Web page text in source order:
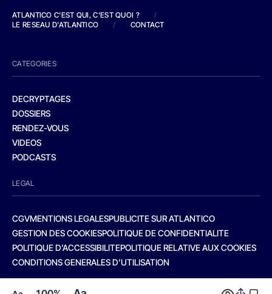
ATLANTICO C'EST QUI, C'EST QUOI ?
/
LE RESEAU D'ATLANTICO
/ CONTACT
CATEGORIES
DECRYPTAGES
DOSSIERS
RENDEZ-VOUS
VIDEOS
PODCASTS
LEGAL
CGVMENTIONS LEGALESPUBLICITE SUR ATLANTICO
GESTION DES COOKIESPOLITIQUE DE CONFIDENTIALITE
POLITIQUE D’ACCESSIBILITEPOLITIQUE RELATIVE AUX COOKIES
CONDITIONS GENERALES D’UTILISATION